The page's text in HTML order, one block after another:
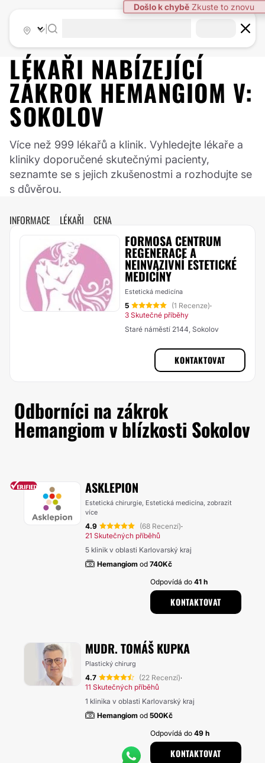
Došlo k chybě Zkuste to znovu
LÉKAŘI NABÍZEJÍCÍ
ZÁKROK HEMANGIOM V:
SOKOLOV
Více než 999 lékařů a klinik. Vyhledejte lékaře a
kliniky doporučené skutečnými pacienty,
seznamte se s jejich zkušenostmi a rozhodujte se
s důvěrou.
INFORMACE LÉKAŘI CENA
FORMOSA CENTRUM
REGENERACE A
NEINVAZIVNÍ ESTETICKÉ
MEDICÍNY
Estetická medicína
5 (1 Recenze)·
3 Skutečné příběhy
Staré náměstí 2144, Sokolov
KONTAKTOVAT
Odborníci na zákrok
Hemangiom v blízkosti Sokolov
ASKLEPION
Estetická chirurgie, Estetická medicína, zobrazit
více
4.9 (68 Recenzí)·
21 Skutečných příběhů
5 klinik v oblasti Karlovarský kraj
Hemangiom od 740Kč
Odpovídá do41 h
KONTAKTOVAT
MUDR. TOMÁŠ KUPKA
Plastický chirurg
4.7 (22 Recenzí)·
11 Skutečných příběhů
1 klinika v oblasti Karlovarský kraj
Hemangiom od 500Kč
Odpovídá do49 h
KONTAKTOVAT